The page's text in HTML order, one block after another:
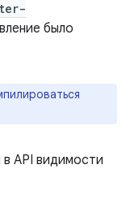
было
API видимости